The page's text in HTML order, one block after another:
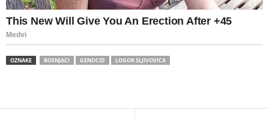
OZNAKE BOSNJACI GENOCID LOGOR SLJIVOVICA